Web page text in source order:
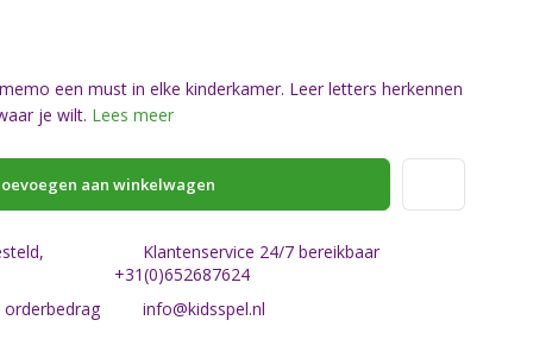
een must in elke kinderkamer. Leer letters herkennen
je wilt. Lees meer
aan winkelwagen
Klantenservice 24/7 bereikbaar
+31(0)652687624
orderbedrag
info@kidsspel.nl